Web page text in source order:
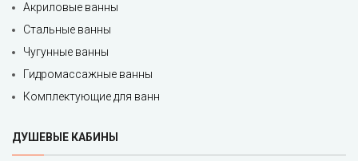
Акриловые ванны
Стальные ванны
Чугунные ванны
Гидромассажные ванны
Комплектующие для ванн
ДУШЕВЫЕ КАБИНЫ